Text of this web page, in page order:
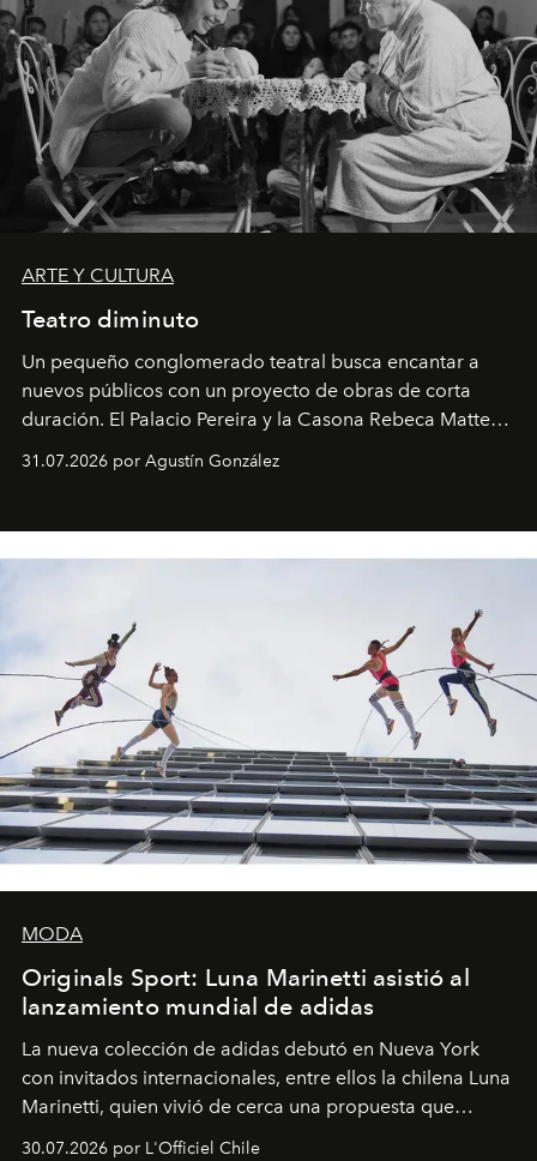
ARTE Y CULTURA
Teatro diminuto
Un pequeño conglomerado teatral busca encantar a
nuevos públicos con un proyecto de obras de corta
duración. El Palacio Pereira y la Casona Rebeca Matte
son algunos de los lugares que han albergado estas
miniobras. Sus puestas en escena son limpias; ponen el
31.07.2026 por Agustín González
MODA
Originals Sport: Luna Marinetti asistió al
lanzamiento mundial de adidas
La nueva colección de adidas debutó en Nueva York
con invitados internacionales, entre ellos la chilena Luna
Marinetti, quien vivió de cerca una propuesta que
fusiona moda y rendimiento.
30.07.2026 por L'Officiel Chile